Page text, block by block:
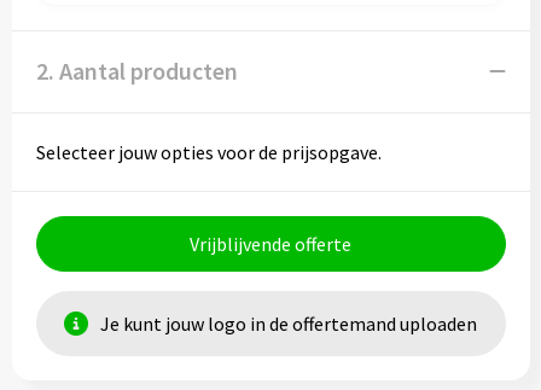
2. Aantal producten
Selecteer jouw opties voor de prijsopgave.
Vrijblijvende offerte
Je kunt jouw logo in de offertemand uploaden